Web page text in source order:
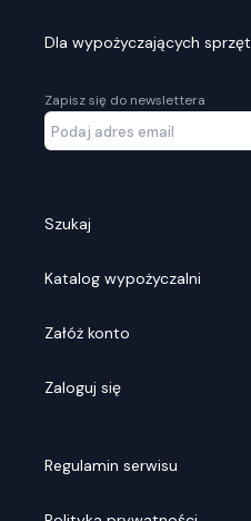
Dla wypożyczających sprzęt
Zapisz się do newslettera
Szukaj
Katalog wypożyczalni
Załóż konto
Zaloguj się
Regulamin serwisu